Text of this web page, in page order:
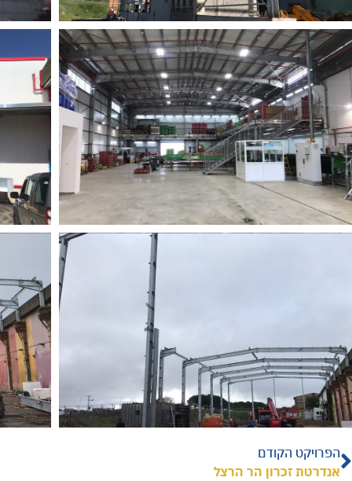
הפרויקט הקודם
אנדרטת זכרון הר הרצל